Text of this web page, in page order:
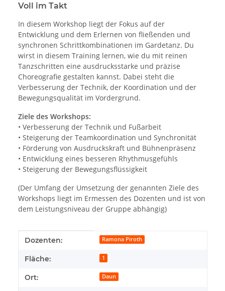
Voll im Takt
In diesem Workshop liegt der Fokus auf der
Entwicklung und dem Erlernen von fließenden und
synchronen Schrittkombinationen im Gardetanz. Du
wirst in diesem Training lernen, wie du mit reinen
Tanzschritten eine ausdrucksstarke und präzise
Choreografie gestalten kannst. Dabei steht die
Verbesserung der Technik, der Koordination und der
Bewegungsqualität im Vordergrund.
Ziele des Workshops:
• Verbesserung der Technik und Fußarbeit
• Steigerung der Teamkoordination und Synchronität
• Förderung von Ausdruckskraft und Bühnenpräsenz
• Entwicklung eines besseren Rhythmusgefühls
• Steigerung der Bewegungsflüssigkeit
(Der Umfang der Umsetzung der genannten Ziele des
Workshops liegt im Ermessen des Dozenten und ist von
dem Leistungsniveau der Gruppe abhängig)
Produkteigenschaft
Wert
Dozenten: Ramona Piroth
Fläche: 1
Ort: Daun